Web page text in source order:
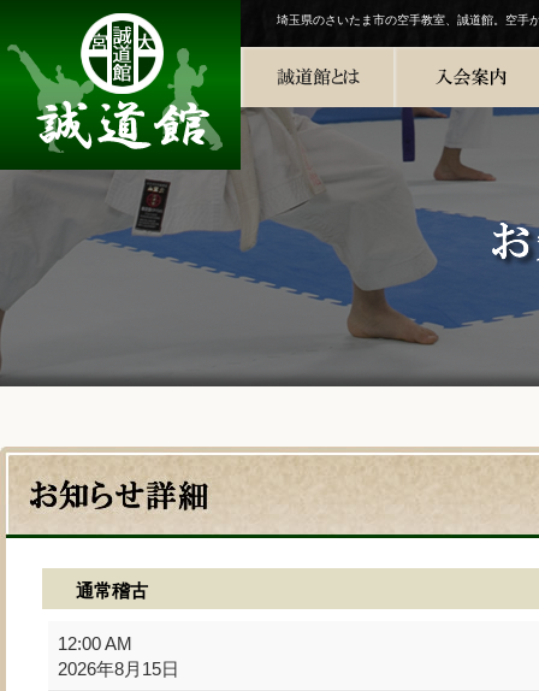
埼玉県のさいたま市の空手教室、誠道館。空手
通常稽古
通
常
12:00 AM
2026年8月15日